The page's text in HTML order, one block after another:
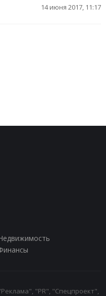
14 июня 2017, 11:17
"PR", "Спецпроект",